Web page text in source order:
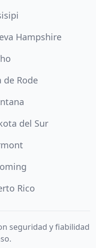
Hampshire
de Rode
del Sur
Rico
seguridad y fiabilidad